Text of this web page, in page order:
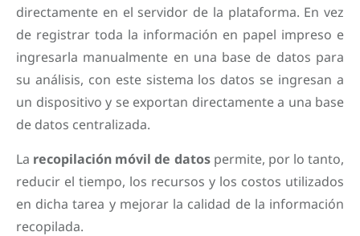
directamente en el servidor de la plataforma. En vez
de registrar toda la información en papel impreso e
ingresarla manualmente en una base de datos para
su análisis, con este sistema los datos se ingresan a
un dispositivo y se exportan directamente a una base
de datos centralizada.
La recopilación móvil de datospermite, por lo tanto,
reducir el tiempo, los recursos y los costos utilizados
en dicha tarea y mejorar la calidad de la información
recopilada.